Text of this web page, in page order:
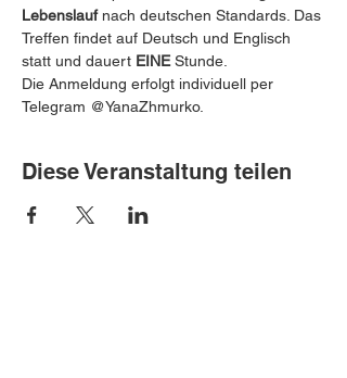
Lebenslauf nach deutschen Standards. ️Das
Treffen findet auf Deutsch und Englisch
statt und dauert EINE Stunde.
Die Anmeldung erfolgt individuell per
Telegram @YanaZhmurko.
Diese Veranstaltung teilen